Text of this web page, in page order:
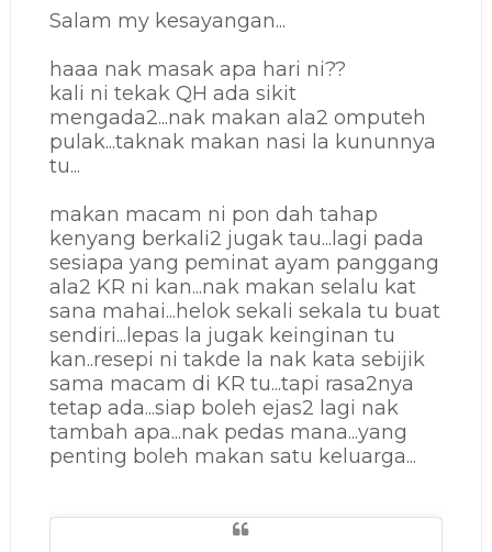
Salam my kesayangan...
haaa nak masak apa hari ni??
kali ni tekak QH ada sikit
mengada2...nak makan ala2 omputeh
pulak...taknak makan nasi la kununnya
tu...
makan macam ni pon dah tahap
kenyang berkali2 jugak tau...lagi pada
sesiapa yang peminat ayam panggang
ala2 KR ni kan...nak makan selalu kat
sana mahai...helok sekali sekala tu buat
sendiri...lepas la jugak keinginan tu
kan..resepi ni takde la nak kata sebijik
sama macam di KR tu...tapi rasa2nya
tetap ada...siap boleh ejas2 lagi nak
tambah apa...nak pedas mana...yang
penting boleh makan satu keluarga...